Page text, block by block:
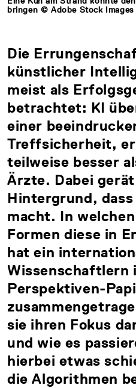
bringen © Adobe Stock Images
Die
künstlicher
meist als
betrachtet: KI
einer
Treffsicherheit,
teilweise besser
Ärzte. Dabei
Hintergrund,
macht. In
Formen diese in
hat ein
Wissenschaftlern
Perspektiven-
sie ihren Fokus
und wie es
hierbei etwas
die Algorithmen